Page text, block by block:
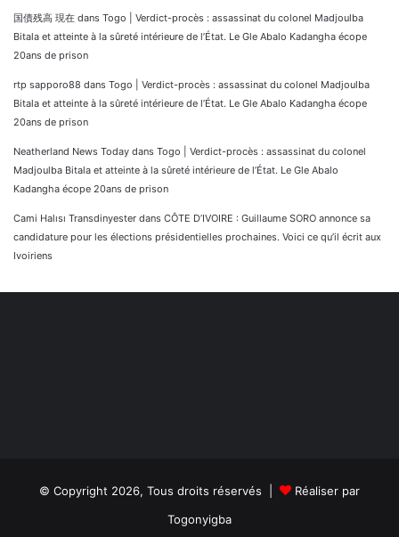
国債残高 現在 dans Togo | Verdict-procès : assassinat du colonel Madjoulba
Bitala et atteinte à la sûreté intérieure de l’État. Le Gle Abalo Kadangha écope
20ans de prison
rtp sapporo88 dans Togo | Verdict-procès : assassinat du colonel Madjoulba
Bitala et atteinte à la sûreté intérieure de l’État. Le Gle Abalo Kadangha écope
20ans de prison
Neatherland News Today dans Togo | Verdict-procès : assassinat du colonel
Madjoulba Bitala et atteinte à la sûreté intérieure de l’État. Le Gle Abalo
Kadangha écope 20ans de prison
Cami Halısı Transdinyester dans CÔTE D’IVOIRE : Guillaume SORO annonce sa
candidature pour les élections présidentielles prochaines. Voici ce qu’il écrit aux
Ivoiriens
© Copyright 2026, Tous droits réservés |
Réaliser par
Togonyigba